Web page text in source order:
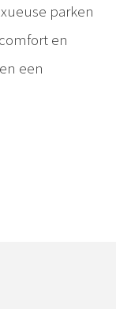
parken
en
een